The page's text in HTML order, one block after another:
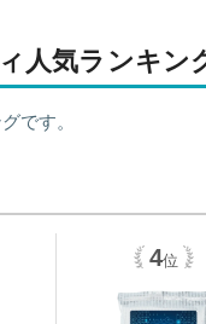
人気ランキン
です。
位